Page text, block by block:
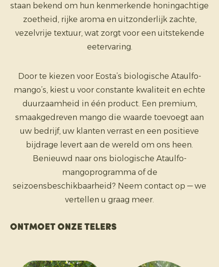
staan bekend om hun kenmerkende honingachtige
zoetheid, rijke aroma en uitzonderlijk zachte,
vezelvrije textuur, wat zorgt voor een uitstekende
eetervaring.
Door te kiezen voor Eosta’s biologische Ataulfo-
mango’s, kiest u voor constante kwaliteit en echte
duurzaamheid in één product. Een premium,
smaakgedreven mango die waarde toevoegt aan
uw bedrijf, uw klanten verrast en een positieve
bijdrage levert aan de wereld om ons heen.
Benieuwd naar ons biologische Ataulfo-
mangoprogramma of de
seizoensbeschikbaarheid? Neem contact op — we
vertellen u graag meer.
Ontmoet onze telers